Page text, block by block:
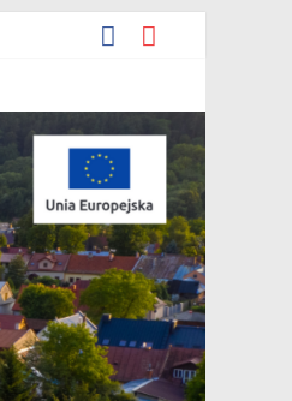
przez Stowarzyszenie